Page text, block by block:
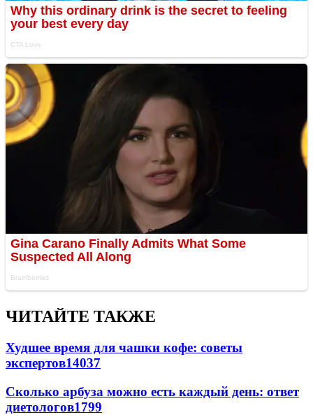
ЧИТАЙТЕ ТАКЖЕ
Худшее время для чашки кофе: советы
экспертов14037
Сколько арбуза можно есть каждый день: ответ
диетологов1799